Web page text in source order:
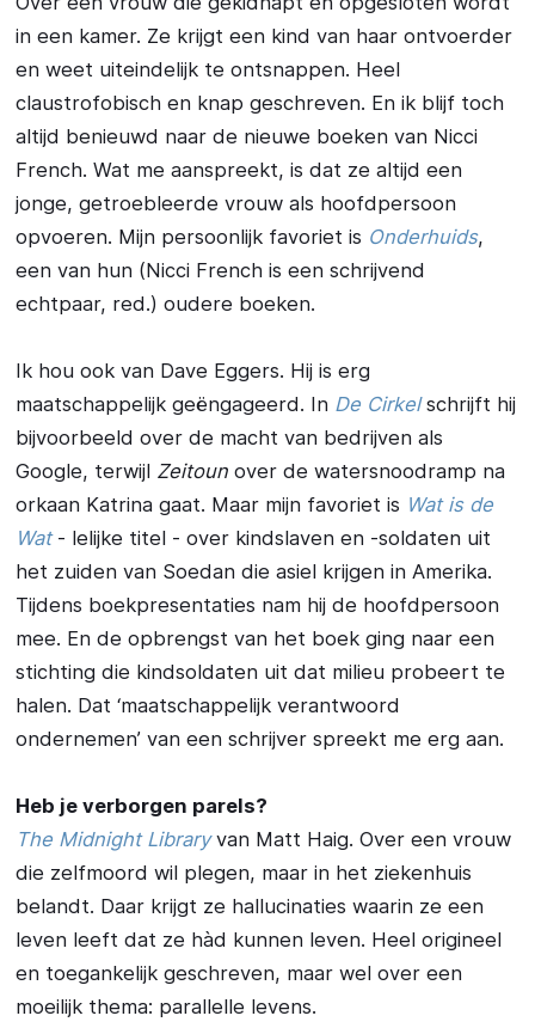
in een kamer. Ze krijgt een kind van haar ontvoerder
en weet uiteindelijk te ontsnappen. Heel
claustrofobisch en knap geschreven. En ik blijf toch
altijd benieuwd naar de nieuwe boeken van Nicci
French. Wat me aanspreekt, is dat ze altijd een
jonge, getroebleerde vrouw als hoofdpersoon
opvoeren. Mijn persoonlijk favoriet is Onderhuids,
een van hun (Nicci French is een schrijvend
echtpaar, red.) oudere boeken.
Ik hou ook van Dave Eggers. Hij is erg
maatschappelijk geëngageerd. In De Cirkelschrijft hij
bijvoorbeeld over de macht van bedrijven als
Google, terwijl Zeitoun over de watersnoodramp na
orkaan Katrina gaat. Maar mijn favoriet is Wat is de
Wat- lelijke titel - over kindslaven en -soldaten uit
het zuiden van Soedan die asiel krijgen in Amerika.
Tijdens boekpresentaties nam hij de hoofdpersoon
mee. En de opbrengst van het boek ging naar een
stichting die kindsoldaten uit dat milieu probeert te
halen. Dat ‘maatschappelijk verantwoord
ondernemen’ van een schrijver spreekt me erg aan.
Heb je verborgen parels?
The Midnight Libraryvan Matt Haig. Over een vrouw
die zelfmoord wil plegen, maar in het ziekenhuis
belandt. Daar krijgt ze hallucinaties waarin ze een
leven leeft dat ze hàd kunnen leven. Heel origineel
en toegankelijk geschreven, maar wel over een
moeilijk thema: parallelle levens.